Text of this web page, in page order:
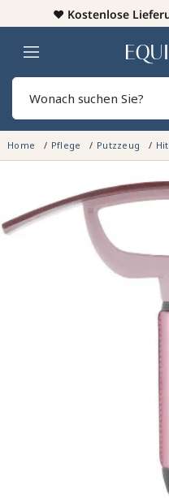
♥️ Kostenlose
Heim
Home Pflege Putzzeug